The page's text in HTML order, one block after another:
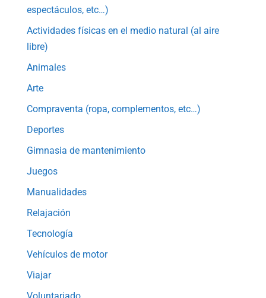
espectáculos, etc…)
Actividades físicas en el medio natural (al aire
libre)
Animales
Arte
Compraventa (ropa, complementos, etc…)
Deportes
Gimnasia de mantenimiento
Juegos
Manualidades
Relajación
Tecnología
Vehículos de motor
Viajar